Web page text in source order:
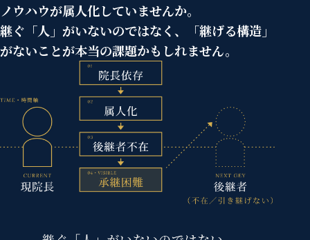
ノウハウが属人化していませんか。
継ぐ「人」がいないのではなく、「継げる構造」
がないことが本当の課題かもしれません。